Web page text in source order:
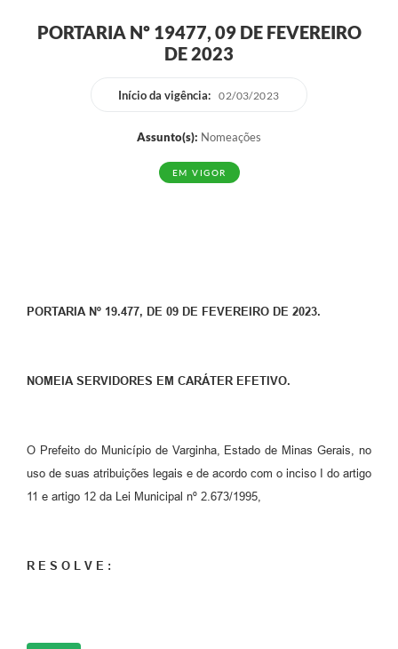
PORTARIA Nº 19477, 09 DE FEVEREIRO
DE 2023
Início da vigência: 02/03/2023
Assunto(s): Nomeações
EM VIGOR
PORTARIA Nº 19.477, DE 09 DE FEVEREIRO DE 2023.
NOMEIA SERVIDORES EM CARÁTER EFETIVO.
O Prefeito do Município de Varginha, Estado de Minas Gerais, no
uso de suas atribuições legais e de acordo com o inciso I do artigo
11 e artigo 12 da Lei Municipal nº 2.673/1995,
R E S O L V E :